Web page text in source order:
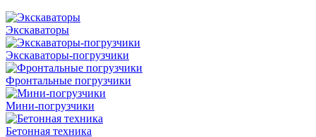
Экскаваторы
Экскаваторы-погрузчики
Фронтальные погрузчики
Мини-погрузчики
Бетонная техника